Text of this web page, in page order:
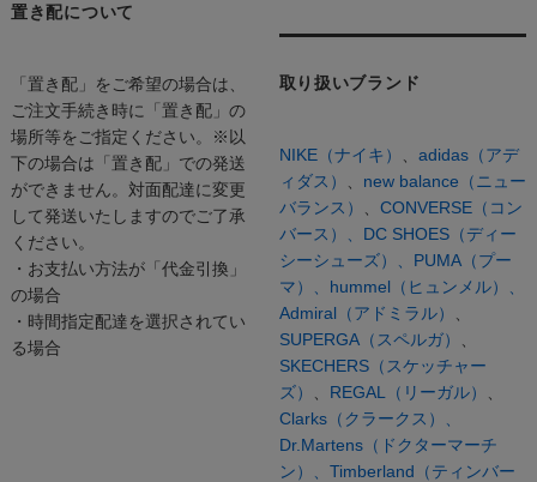
置き配について
「置き配」をご希望の場合は、
ご注文手続き時に「置き配」の
場所等をご指定ください。※以
下の場合は「置き配」での発送
ができません。対面配達に変更
して発送いたしますのでご了承
ください。
・お支払い方法が「代金引換」
の場合
・時間指定配達を選択されてい
る場合
取り扱いブランド
NIKE（ナイキ）
adidas（アデ
ィダス）
new balance（ニュー
バランス）
CONVERSE（コン
バース）、 DC SHOES（ディー
シーシューズ）、 PUMA（プー
マ）、 hummel（ヒュンメル）、
Admiral（アドミラル）
SUPERGA（スペルガ）
SKECHERS（スケッチャー
ズ）
REGAL（リーガル）
Clarks（クラークス）、
Dr.Martens（ドクターマーチ
ン）、 Timberland（ティンバー